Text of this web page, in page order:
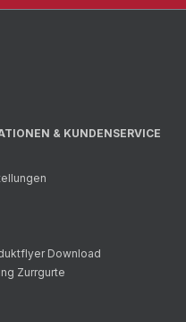
& KUNDENSERVICE
Download
Zurrgurte